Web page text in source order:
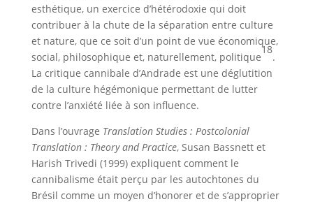
esthétique, un exercice d’hétérodoxie qui doit
contribuer à la chute de la séparation entre culture
et nature, que ce soit d’un point de vue économique,
social, philosophique et, naturellement, politique
18
.
La critique cannibale d’Andrade est une déglutition
de la culture hégémonique permettant de lutter
contre l’anxiété liée à son influence.
Dans l’ouvrage Translation Studies : Postcolonial
Translation : Theory and Practice, Susan Bassnett et
Harish Trivedi (1999) expliquent comment le
cannibalisme était perçu par les autochtones du
Brésil comme un moyen d’honorer et de s’approprier